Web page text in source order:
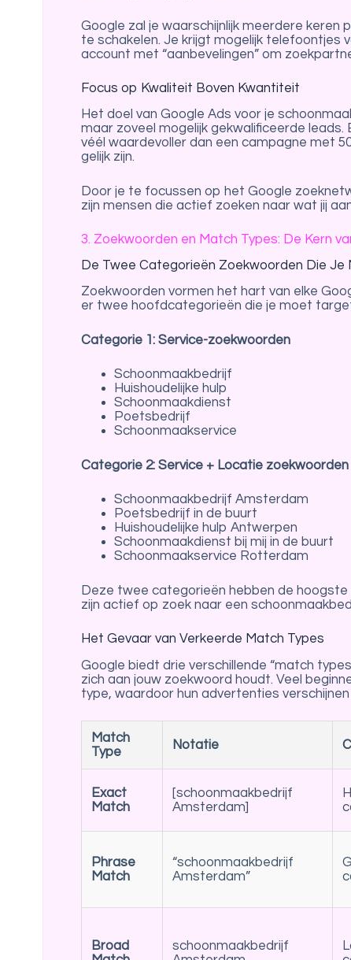
Google zal je waarschijnlijk meerdere
te schakelen. Je krijgt mogelijk telefoontjes
account met “aanbevelingen” om
Focus op Kwaliteit Boven Kwantiteit
Het doel van Google Ads voor je
maar zoveel mogelijk gekwalificeerde leads.
véél waardevoller dan een campagne met
gelijk zijn.
Door je te focussen op het Google
zijn mensen die actief zoeken naar wat jij
3. Zoekwoorden en Match Types: De Kern
De Twee Categorieën Zoekwoorden Die Je
Zoekwoorden vormen het hart van elke
er twee hoofdcategorieën die je moet
Categorie 1: Service-zoekwoorden
Schoonmaakbedrijf
Huishoudelijke hulp
Schoonmaakdienst
Poetsbedrijf
Schoonmaakservice
Categorie 2: Service + Locatie zoekwoorden
Schoonmaakbedrijf Amsterdam
Poetsbedrijf in de buurt
Huishoudelijke hulp Antwerpen
Schoonmaakdienst bij mij in de buurt
Schoonmaakservice Rotterdam
Deze twee categorieën hebben de
zijn actief op zoek naar een
Het Gevaar van Verkeerde Match Types
Google biedt drie verschillende “match
zich aan jouw zoekwoord houdt. Veel
type, waardoor hun advertenties
Match
Type
Notatie
Exact
Match
[schoonmaakbedrijf
Amsterdam]
Phrase
Match
“schoonmaakbedrijf
Amsterdam”
Broad
schoonmaakbedrijf